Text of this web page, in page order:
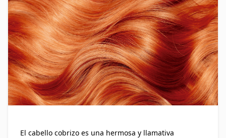
El cabello cobrizo es una hermosa y llamativa